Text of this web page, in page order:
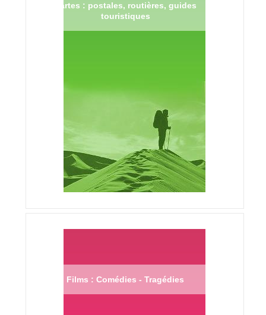
Cartes : postales, routières, guides
touristiques
Films : Comédies - Tragédies